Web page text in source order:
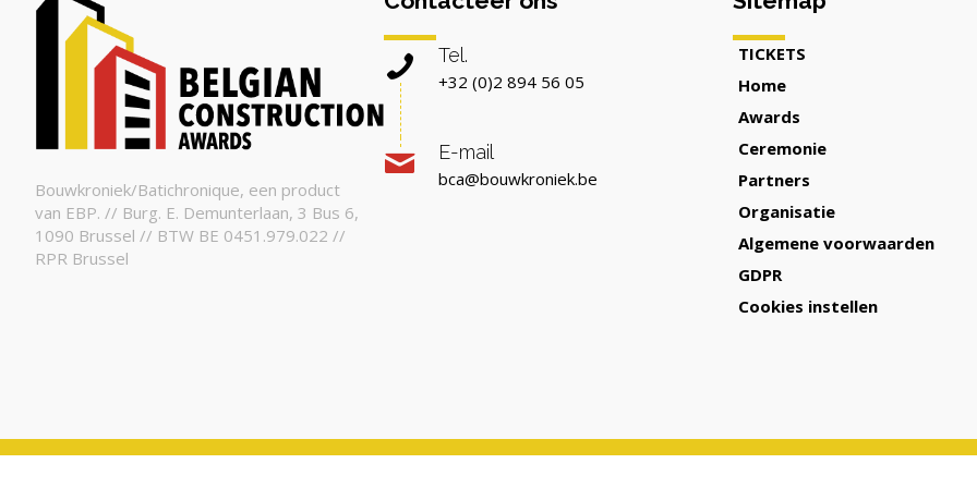
Bouwkroniek/Batichronique, een product
van EBP. // Burg. E. Demunterlaan, 3 Bus 6,
1090 Brussel // BTW BE 0451.979.022 //
RPR Brussel
Tel.
+32 (0)2 894 56 05
E-mail
bca@bouwkroniek.be
TICKETS
Home
Awards
Ceremonie
Partners
Organisatie
Algemene voorwaarden
GDPR
Cookies instellen